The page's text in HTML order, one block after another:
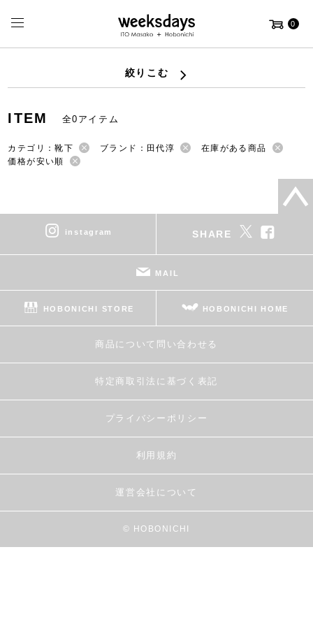
0
絞りこむ
ITEM 全0アイテム
カテゴリ：靴下 ブランド：田代淳
在庫がある商品
価格が安い順
instagram SHARE
MAIL
HOBONICHI STORE HOBONICHI HOME
商品について問い合わせる
特定商取引法に基づく表記
プライバシーポリシー
利用規約
運営会社について
© HOBONICHI